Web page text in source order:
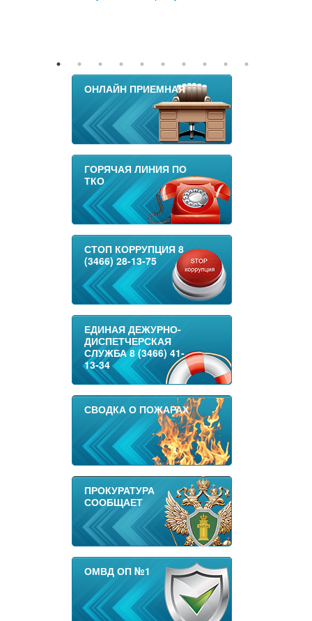
ОНЛАЙН ПРИЕМНАЯ
ГОРЯЧАЯ ЛИНИЯ ПО
ТКО
СТОП КОРРУПЦИЯ 8
(3466) 28-13-75
ЕДИНАЯ ДЕЖУРНО-
ДИСПЕТЧЕРСКАЯ
СЛУЖБА 8 (3466) 41-
13-34
СВОДКА О ПОЖАРАХ
ПРОКУРАТУРА
СООБЩАЕТ
ОМВД ОП №1